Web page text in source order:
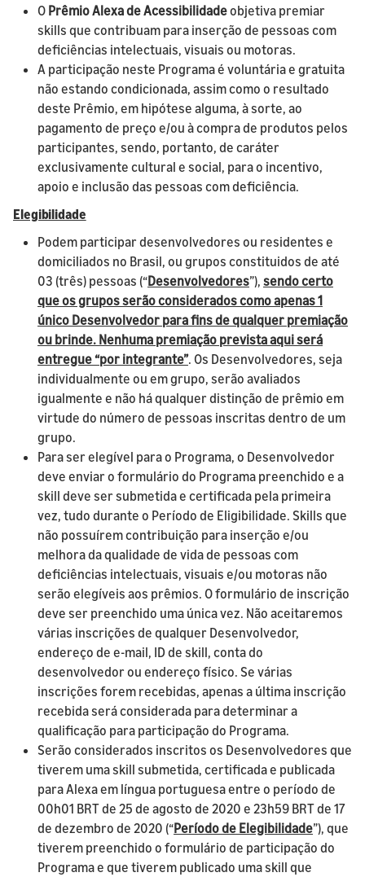
O Prêmio Alexa de Acessibilidadeobjetiva premiar
skills que contribuam para inserção de pessoas com
deficiências intelectuais, visuais ou motoras.
A participação neste Programa é voluntária e gratuita
não estando condicionada, assim como o resultado
deste Prêmio, em hipótese alguma, à sorte, ao
pagamento de preço e/ou à compra de produtos pelos
participantes, sendo, portanto, de caráter
exclusivamente cultural e social, para o incentivo,
apoio e inclusão das pessoas com deficiência.
Elegibilidade
Podem participar desenvolvedores ou residentes e
domiciliados no Brasil, ou grupos constituidos de até
03 (três) pessoas (“Desenvolvedores”), sendo certo
que os grupos serão considerados como apenas 1
único Desenvolvedor para fins de qualquer premiação
ou brinde. Nenhuma premiação prevista aqui será
entregue “por integrante”. Os Desenvolvedores, seja
individualmente ou em grupo, serão avaliados
igualmente e não há qualquer distinção de prêmio em
virtude do número de pessoas inscritas dentro de um
grupo.
Para ser elegível para o Programa, o Desenvolvedor
deve enviar o formulário do Programa preenchido e a
skill deve ser submetida e certificada pela primeira
vez, tudo durante o Período de Eligibilidade. Skills que
não possuírem contribuição para inserção e/ou
melhora da qualidade de vida de pessoas com
deficiências intelectuais, visuais e/ou motoras não
serão elegíveis aos prêmios. O formulário de inscrição
deve ser preenchido uma única vez. Não aceitaremos
várias inscrições de qualquer Desenvolvedor,
endereço de e-mail, ID de skill, conta do
desenvolvedor ou endereço físico. Se várias
inscrições forem recebidas, apenas a última inscrição
recebida será considerada para determinar a
qualificação para participação do Programa.
Serão considerados inscritos os Desenvolvedores que
tiverem uma skill submetida, certificada e publicada
para Alexa em língua portuguesa entre o período de
00h01 BRT de 25 de agosto de 2020 e 23h59 BRT de 17
de dezembro de 2020 (“Período de Elegibilidade”), que
tiverem preenchido o formulário de participação do
Programa e que tiverem publicado uma skill que